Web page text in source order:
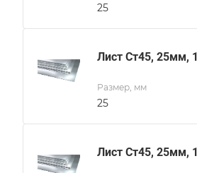
25
Лист Ст45, 25мм,
Размер, мм
25
Лист Ст45, 25мм,